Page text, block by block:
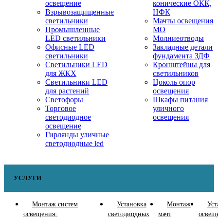
освещение
Взрывозащищенные
светильники
Промышленные
LED светильники
Офисные LED
светильники
Cветильники LED
для ЖКХ
Светильники LED
для растений
Светофоры
Торговое
светодиодное
освещение
Гирлянды уличные
светодиодные led
конические ОКК,
НФК
Мачты освещения
МО
Молниеотводы
Закладные детали
фундамента ЗДФ
Кронштейны для
светильников
Цоколь опор
освещения
Шкафы питания
уличного
освещения
УСЛУГИ
Монтаж систем
освещения
Установка
светодиодных
Монтаж
мачт